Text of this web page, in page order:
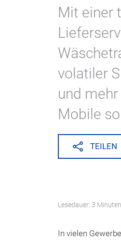
Mit einer
volatiler
und
Mobile
TEILEN
Lesedauer: 3 Minuten
In vielen